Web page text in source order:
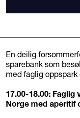
En deilig
sparebank som
med faglig
17.00-18.00:
Norge med aperitif